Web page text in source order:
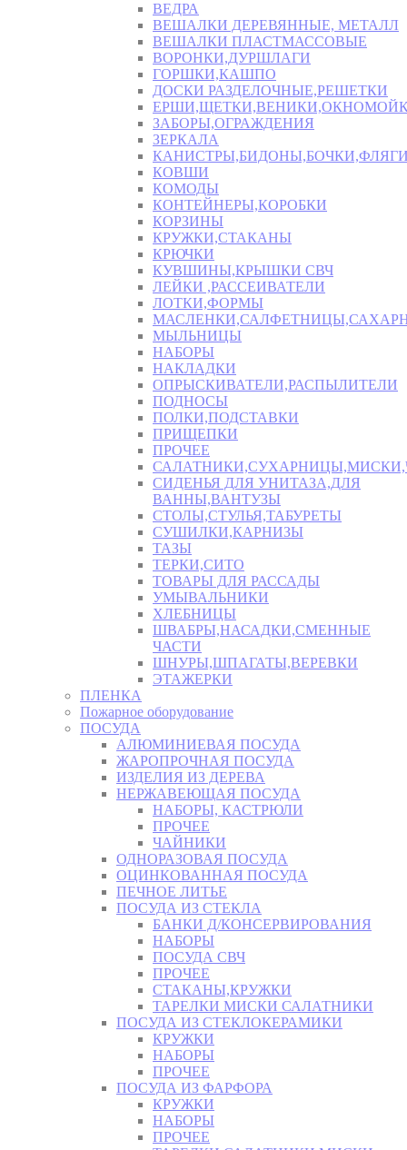
ВЕДРА
ВЕШАЛКИ ДЕРЕВЯННЫЕ, МЕТАЛЛ
ВЕШАЛКИ ПЛАСТМАССОВЫЕ
ВОРОНКИ,ДУРШЛАГИ
ГОРШКИ,КАШПО
ДОСКИ РАЗДЕЛОЧНЫЕ,РЕШЕТКИ
ЗАБОРЫ,ОГРАЖДЕНИЯ
ЗЕРКАЛА
КОВШИ
КОМОДЫ
КОНТЕЙНЕРЫ,КОРОБКИ
КОРЗИНЫ
КРУЖКИ,СТАКАНЫ
КРЮЧКИ
КУВШИНЫ,КРЫШКИ СВЧ
ЛЕЙКИ ,РАССЕИВАТЕЛИ
ЛОТКИ,ФОРМЫ
МЫЛЬНИЦЫ
НАБОРЫ
НАКЛАДКИ
ОПРЫСКИВАТЕЛИ,РАСПЫЛИТЕЛИ
ПОДНОСЫ
ПОЛКИ,ПОДСТАВКИ
ПРИЩЕПКИ
ПРОЧЕЕ
СИДЕНЬЯ ДЛЯ УНИТАЗА,ДЛЯ
ВАННЫ,ВАНТУЗЫ
СТОЛЫ,СТУЛЬЯ,ТАБУРЕТЫ
СУШИЛКИ,КАРНИЗЫ
ТАЗЫ
ТЕРКИ,СИТО
ТОВАРЫ ДЛЯ РАССАДЫ
УМЫВАЛЬНИКИ
ХЛЕБНИЦЫ
ШВАБРЫ,НАСАДКИ,СМЕННЫЕ
ЧАСТИ
ШНУРЫ,ШПАГАТЫ,ВЕРЕВКИ
ЭТАЖЕРКИ
ПЛЕНКА
Пожарное оборудование
ПОСУДА
АЛЮМИНИЕВАЯ ПОСУДА
ЖАРОПРОЧНАЯ ПОСУДА
ИЗДЕЛИЯ ИЗ ДЕРЕВА
НЕРЖАВЕЮЩАЯ ПОСУДА
НАБОРЫ, КАСТРЮЛИ
ПРОЧЕЕ
ЧАЙНИКИ
ОДНОРАЗОВАЯ ПОСУДА
ОЦИНКОВАННАЯ ПОСУДА
ПЕЧНОЕ ЛИТЬЕ
ПОСУДА ИЗ СТЕКЛА
БАНКИ Д/КОНСЕРВИРОВАНИЯ
НАБОРЫ
ПОСУДА СВЧ
ПРОЧЕЕ
СТАКАНЫ,КРУЖКИ
ТАРЕЛКИ МИСКИ САЛАТНИКИ
ПОСУДА ИЗ СТЕКЛОКЕРАМИКИ
КРУЖКИ
НАБОРЫ
ПРОЧЕЕ
ПОСУДА ИЗ ФАРФОРА
КРУЖКИ
НАБОРЫ
ПРОЧЕЕ